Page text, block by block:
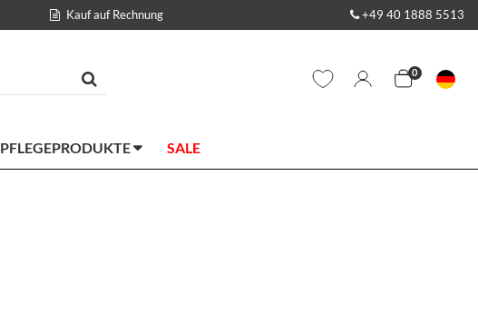
Kauf auf Rechnung +49 40 1888 5513
0
PFLEGEPRODUKTE SALE